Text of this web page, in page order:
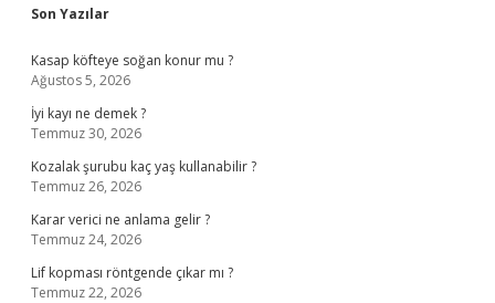
Sidebar
Son Yazılar
Kasap köfteye soğan konur mu ?
Ağustos 5, 2026
İyi kayı ne demek ?
Temmuz 30, 2026
Kozalak şurubu kaç yaş kullanabilir ?
Temmuz 26, 2026
Karar verici ne anlama gelir ?
Temmuz 24, 2026
Lif kopması röntgende çıkar mı ?
Temmuz 22, 2026